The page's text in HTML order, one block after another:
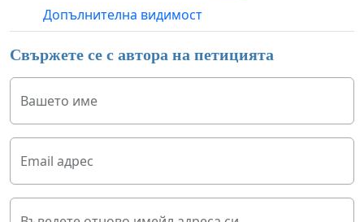
Допълнителна видимост
Свържете се с автора на петицията
Вашето име
Email адрес